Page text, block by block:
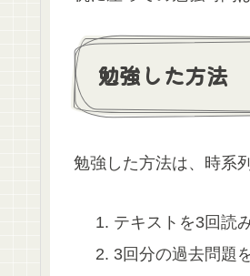
勉強した方法
勉強した方法は、時系
テキストを3回読
3回分の過去問題